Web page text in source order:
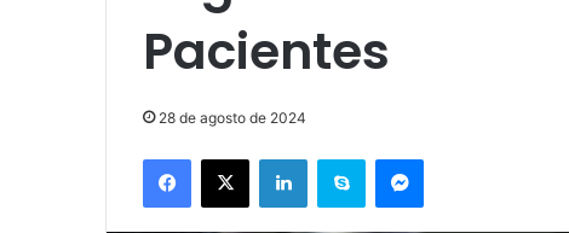
Pacientes
28 de agosto de 2024
Facebook
X LinkedInSkype Messenger